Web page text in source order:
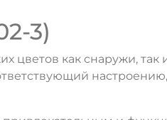
3)
цветов как снаружи, так